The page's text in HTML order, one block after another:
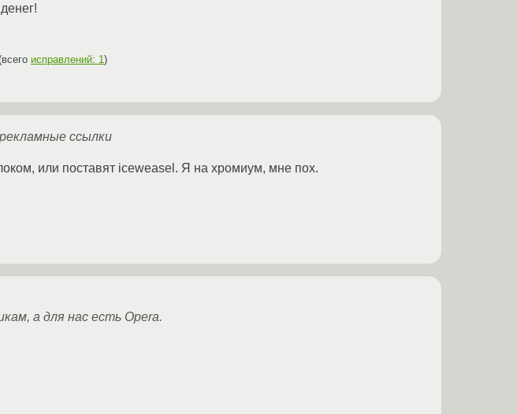
исправлений: 1 )
ссылки
или поставят iceweasel. Я на хромиум, мне пох.
а для нас есть Opera.